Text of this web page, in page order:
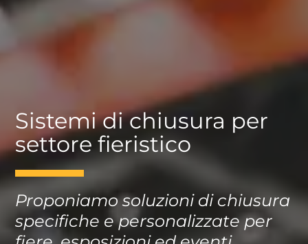
Sistemi di chiusura per
settore fieristico
Proponiamo soluzioni di chiusura
specifiche e personalizzate per